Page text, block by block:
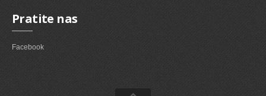
Pratite nas
Facebook